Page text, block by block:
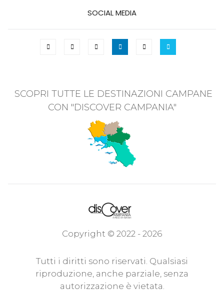
SOCIAL MEDIA
SCOPRI TUTTE LE DESTINAZIONI CAMPANE
CON "DISCOVER CAMPANIA"
Copyright © 2022 - 2026
Tutti i diritti sono riservati. Qualsiasi
riproduzione, anche parziale, senza
autorizzazione è vietata.